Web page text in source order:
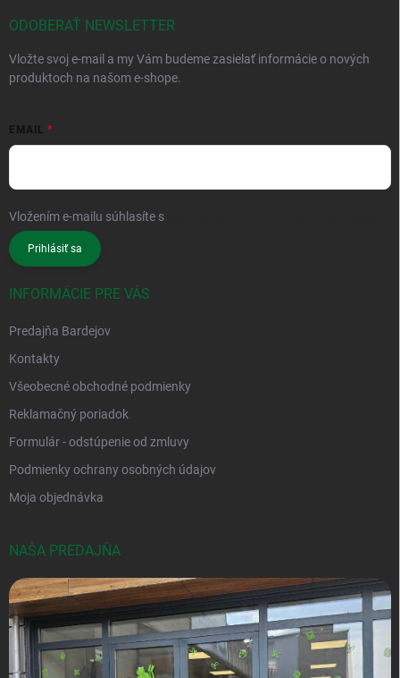
ODOBERAŤ NEWSLETTER
Vložte svoj e-mail a my Vám budeme zasielať informácie o nových
produktoch na našom e-shope.
EMAIL
Vložením e-mailu súhlasíte s
Prihlásiť sa
INFORMÁCIE PRE VÁS
Predajňa Bardejov
Kontakty
Všeobecné obchodné podmienky
Reklamačný poriadok
Formulár - odstúpenie od zmluvy
Podmienky ochrany osobných údajov
Moja objednávka
NAŠA PREDAJŇA